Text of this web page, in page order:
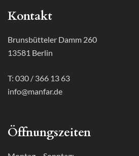
Kontakt
Brunsbütteler Damm 260
13581 Berlin
T: 030 / 366 13 63
info@manfar.de
Öffnungszeiten